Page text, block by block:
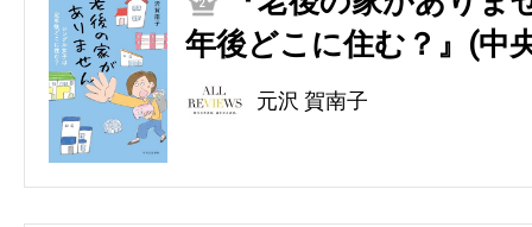
2
年後どこに住む？』(中
元沢 賀南子